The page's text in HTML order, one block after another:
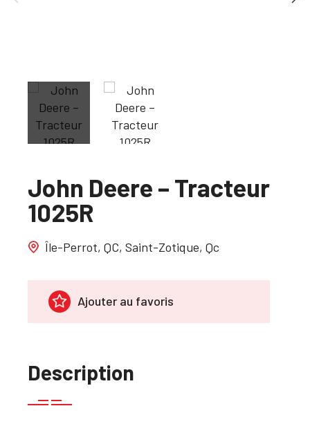
John Deere – Tracteur
1025R
Île-Perrot, QC, Saint-Zotique, Qc
Ajouter au favoris
Description